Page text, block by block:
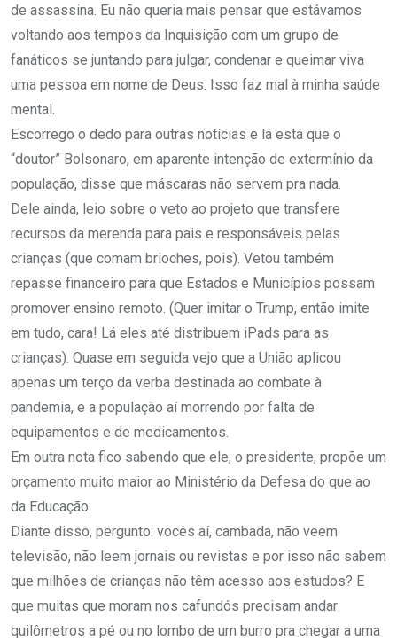
de assassina. Eu não queria mais pensar que estávamos
voltando aos tempos da Inquisição com um grupo de
fanáticos se juntando para julgar, condenar e queimar viva
uma pessoa em nome de Deus. Isso faz mal à minha saúde
mental.
Escorrego o dedo para outras notícias e lá está que o
“doutor” Bolsonaro, em aparente intenção de extermínio da
população, disse que máscaras não servem pra nada.
Dele ainda, leio sobre o veto ao projeto que transfere
recursos da merenda para pais e responsáveis pelas
crianças (que comam brioches, pois). Vetou também
repasse financeiro para que Estados e Municípios possam
promover ensino remoto. (Quer imitar o Trump, então imite
em tudo, cara! Lá eles até distribuem iPads para as
crianças). Quase em seguida vejo que a União aplicou
apenas um terço da verba destinada ao combate à
pandemia, e a população aí morrendo por falta de
equipamentos e de medicamentos.
Em outra nota fico sabendo que ele, o presidente, propõe um
orçamento muito maior ao Ministério da Defesa do que ao
da Educação.
Diante disso, pergunto: vocês aí, cambada, não veem
televisão, não leem jornais ou revistas e por isso não sabem
que milhões de crianças não têm acesso aos estudos? E
que muitas que moram nos cafundós precisam andar
quilômetros a pé ou no lombo de um burro pra chegar a uma